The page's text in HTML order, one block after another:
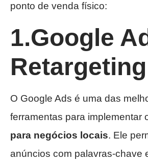
ponto de venda físico:
1.Google
Retargeting
O Google Ads é uma das
ferramentas para implementar
para negócios locais. Ele
anúncios com palavras-chave